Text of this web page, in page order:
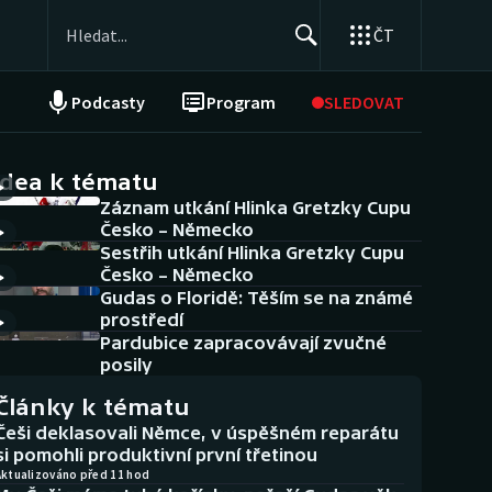
ČT
Podcasty Program SLEDOVAT
NEPŘEHLÉDNĚTE
Historické návraty
Aplikace ČT sport
AZ kvíz
k tématu
Záznam utkání Hlinka Gretzky Cupu
Česko – Německo
Sestřih utkání Hlinka Gretzky Cupu
Česko – Německo
Gudas o Floridě: Těším se na známé
prostředí
Pardubice zapracovávají zvučné
posily
k tématu
deklasovali Němce, v úspěšném reparátu
pomohli produktivní první třetinou
před 11 hod